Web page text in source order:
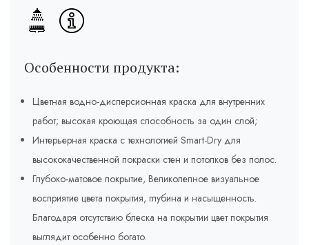
Особенности продукта:
Цветная водно-дисперсионная краска для внутренних
работ; высокая кроющая способность за один слой;
Интерьерная краска с технологией Smart-Dry для
высококачественной покраски стен и потолков без полос.
Глубоко-матовое покрытие, Великолепное визуальное
восприятие цвета покрытия, глубина и насыщенность.
Благодаря отсутствию блеска на покрытии цвет покрытия
выглядит особенно богато.